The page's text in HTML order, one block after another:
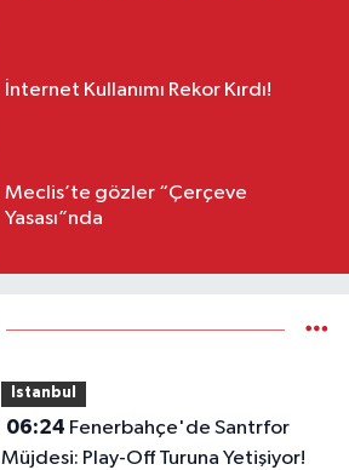
İnternet Kullanımı Rekor Kırdı!
Meclis’te gözler “Çerçeve
Yasası”nda
Istanbul
06:24
Müjdesi: Play-Off Turuna Yetişiyor!